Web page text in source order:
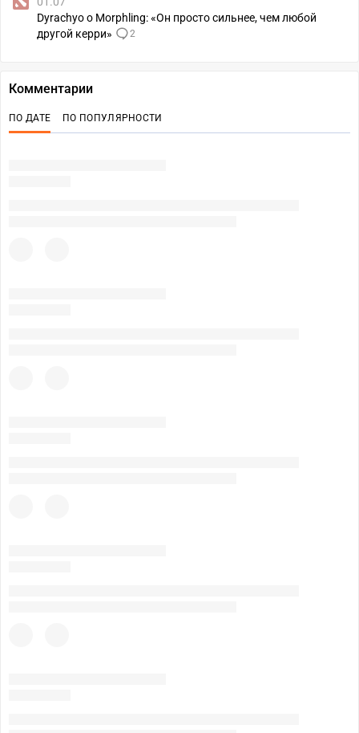
Dyrachyo о Morphling: «Он просто сильнее, чем любой
другой керри»
2
Комментарии
ПО ДАТЕ ПО ПОПУЛЯРНОСТИ